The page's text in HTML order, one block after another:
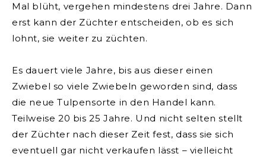
Mal blüht, vergehen mindestens drei Jahre. Dann
erst kann der Züchter entscheiden, ob es sich
lohnt, sie weiter zu züchten.
Es dauert viele Jahre, bis aus dieser einen
Zwiebel so viele Zwiebeln geworden sind, dass
die neue Tulpensorte in den Handel kann.
Teilweise 20 bis 25 Jahre. Und nicht selten stellt
der Züchter nach dieser Zeit fest, dass sie sich
eventuell gar nicht verkaufen lässt – vielleicht